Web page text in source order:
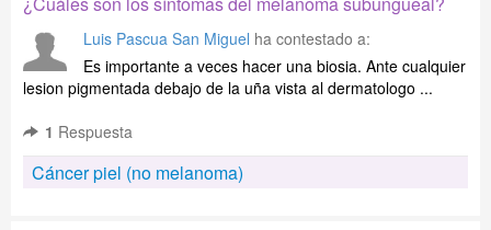
Luis Pascua San Miguel ha contestado a:
Es importante a veces hacer una biosia. Ante cualquier
lesion pigmentada debajo de la uña vista al dermatologo ...
1 Respuesta
Cáncer piel (no melanoma)